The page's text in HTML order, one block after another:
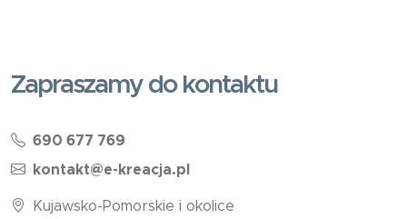
Zapraszamy do kontaktu
690 677 769
kontakt@e-kreacja.pl
Kujawsko-Pomorskie i okolice